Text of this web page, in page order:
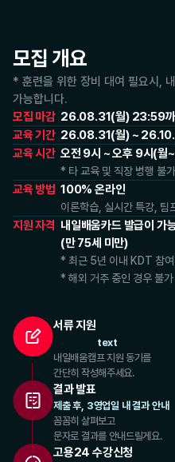
모집 개요
* 훈련을 위한 장비 대여 필요시,
가능합니다.
모집 마감 26.08.31(월) 23:59까
교육 기간 26.08.31(월) ~
교육 시간 오전 9시 ~ 오후 9시(월
* 타 교육 및 직장 병행 불가
교육 방법 100% 온라인
이론학습, 실시간 특강, 팀
지원 자격 내일배움카드 발급이 가
(만 75세 미만)
* 최근 5년 이내 KDT 참
* 해외 거주 중인 경우 불가
서류 지원
text
내일배움캠프 지원 동기를
간단히 작성해주세요.
결과 발표
제출 후, 3영업일 내 결과 안내
꼼꼼히 살펴보고
문자로 결과를 안내드릴게요.
고용24 수강신청